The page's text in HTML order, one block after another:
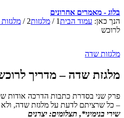
בלוג - מאמרים אחרונים
הנך כאן: עמוד הבית1
/ מלגזות2
/
לרוכש
מלגזות שדה
מלגזת שדה – מדריך
פרק שני בסדרת כתבות הדרכה אודות
– כל שרציתם לדעת על מלגזת שדה,
שירי בנימיני*, תצלומים: יצרנים